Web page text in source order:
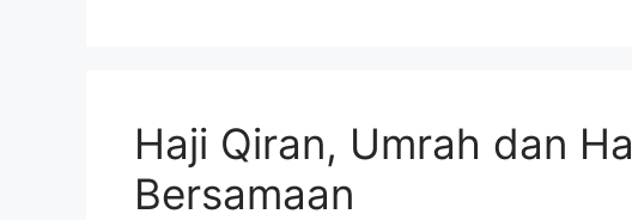
Haji Qiran, Umrah dan
Bersamaan